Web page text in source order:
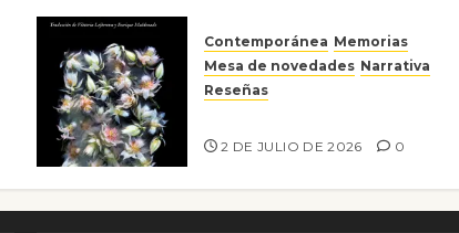
Contemporánea Memorias
Mesa de novedades Narrativa
Reseñas
2 DE JULIO DE 2026 0